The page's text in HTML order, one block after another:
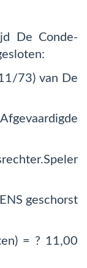
De Conde-
73) van De
geschorst
= ? 11,00